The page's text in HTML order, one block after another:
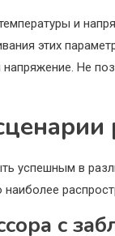
и
этих
напряжение. Не
успешным в
с